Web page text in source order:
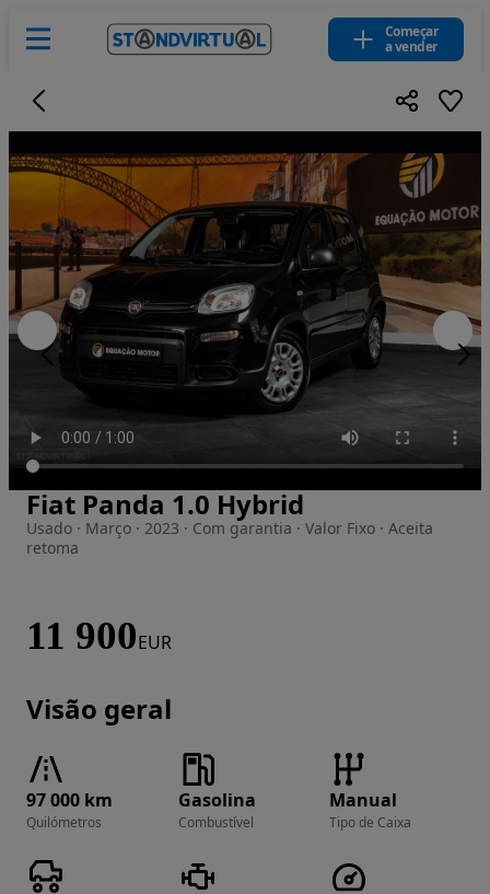
Começar
a vender
Imagem 1 de 24
Fiat Panda 1.0 Hybrid
Usado · Março · 2023 · Com garantia · Valor Fixo · Aceita
retoma
11 900EUR
Visão geral
97 000 km
Quilómetros
Gasolina
Combustível
Manual
Tipo de Caixa